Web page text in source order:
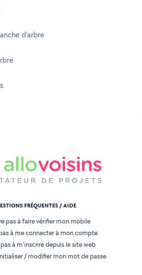
d'arbre
FRÉQUENTES / AIDE
pas à faire vérifier mon mobile
à me connecter à mon compte
à m'inscrire depuis le site web
/ modifier mon mot de passe